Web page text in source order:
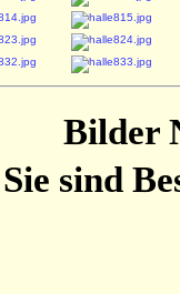
Bilder
Sie sind